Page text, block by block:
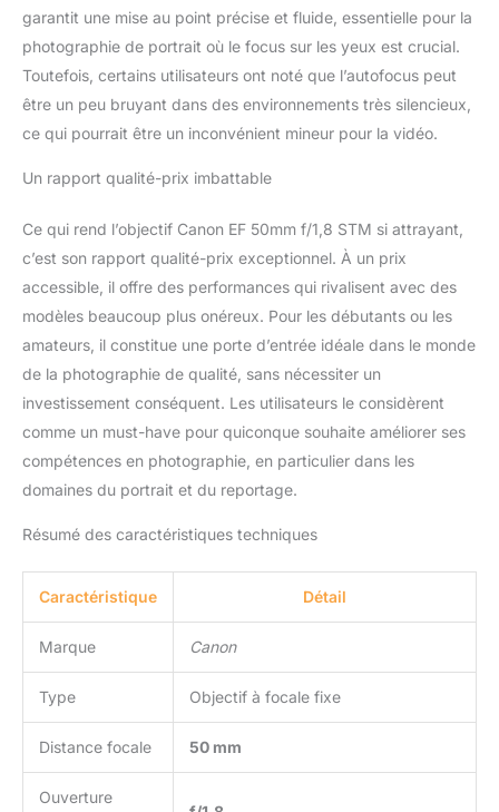
garantit une mise au point précise et fluide, essentielle pour la
photographie de portrait où le focus sur les yeux est crucial.
Toutefois, certains utilisateurs ont noté que l’autofocus peut
être un peu bruyant dans des environnements très silencieux,
ce qui pourrait être un inconvénient mineur pour la vidéo.
Un rapport qualité-prix imbattable
Ce qui rend l’objectif Canon EF 50mm f/1,8 STM si attrayant,
c’est son rapport qualité-prix exceptionnel. À un prix
accessible, il offre des performances qui rivalisent avec des
modèles beaucoup plus onéreux. Pour les débutants ou les
amateurs, il constitue une porte d’entrée idéale dans le monde
de la photographie de qualité, sans nécessiter un
investissement conséquent. Les utilisateurs le considèrent
comme un must-have pour quiconque souhaite améliorer ses
compétences en photographie, en particulier dans les
domaines du portrait et du reportage.
Résumé des caractéristiques techniques
Caractéristique Détail
Marque Canon
Type Objectif à focale fixe
Distance focale 50 mm
Ouverture